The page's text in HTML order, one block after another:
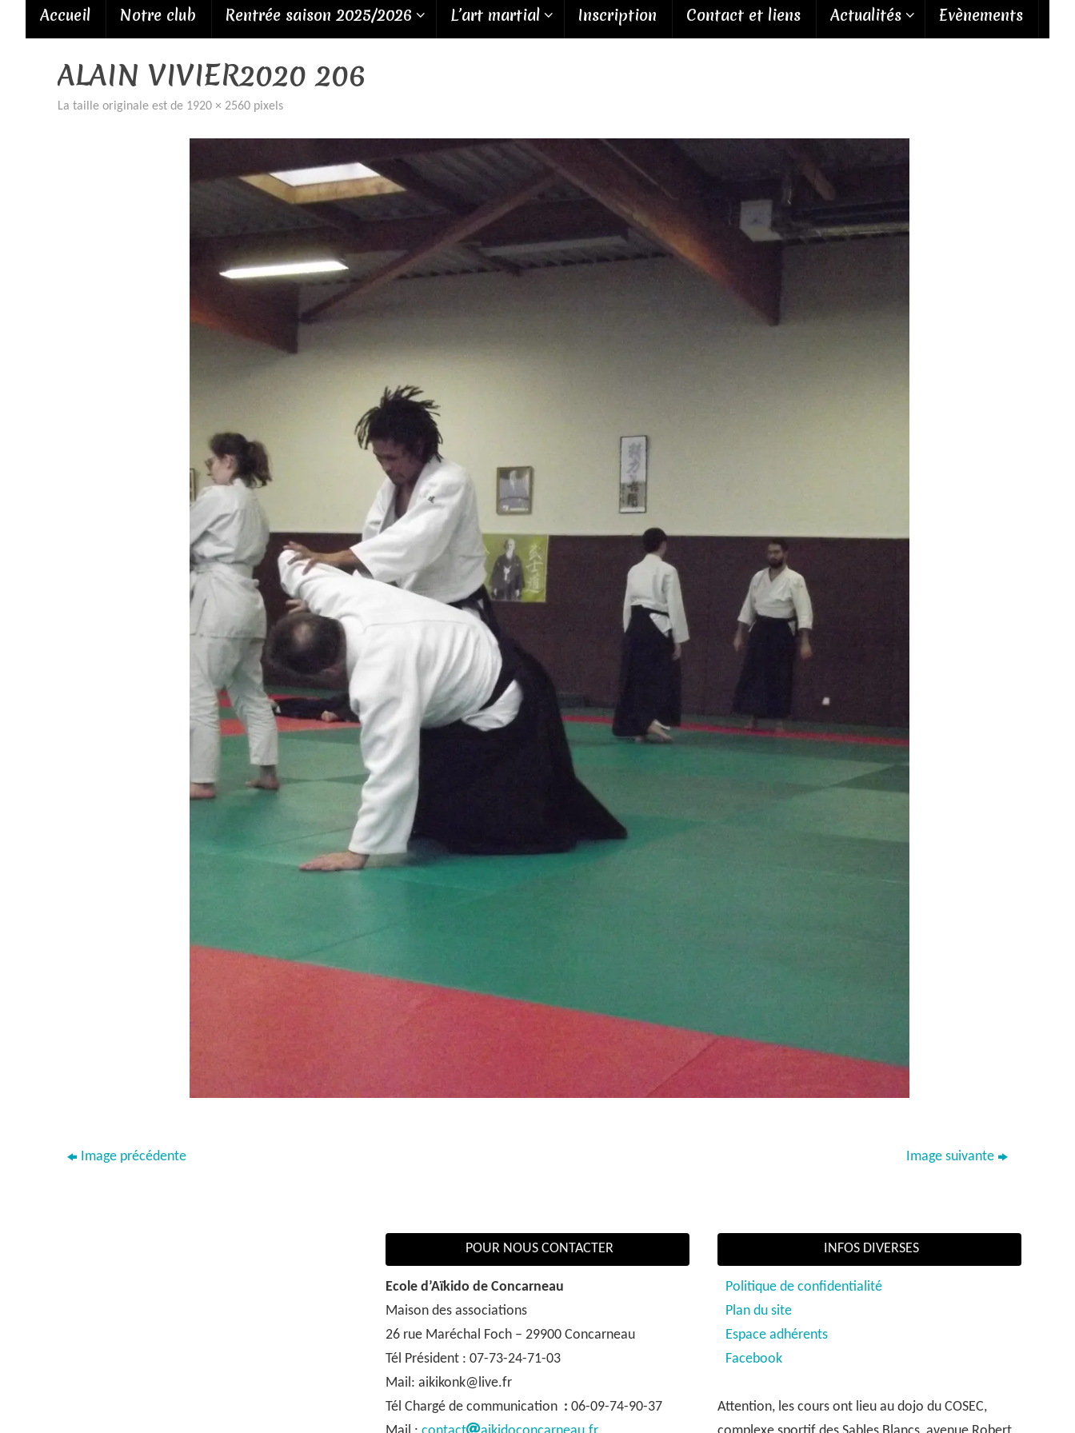
Accueil Notre club Rentrée saison 2025/2026 L’art martial Inscription Contact et liens Actualités Evènements
ALAIN VIVIER2020 206
La taille originale est de 1920 × 2560 pixels
Image précédente Image suivante
POUR NOUS CONTACTER
Ecole d’Aïkido de Concarneau
Maison des associations
26 rue Maréchal Foch – 29900 Concarneau
Tél Président : 07-73-24-71-03
Mail: aikikonk@live.fr
Tél Chargé de communication : 06-09-74-90-37
INFOS DIVERSES
Politique de confidentialité
Plan du site
Espace adhérents
Facebook
Attention, les cours ont lieu au dojo du COSEC,